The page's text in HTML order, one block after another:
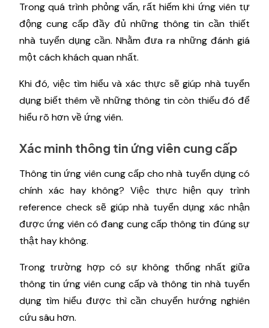
Trong quá trình phỏng vấn, rất hiếm khi ứng viên tự
động cung cấp đầy đủ những thông tin cần thiết
nhà tuyển dụng cần. Nhằm đưa ra những đánh giá
một cách khách quan nhất.
Khi đó, việc tìm hiểu và xác thực sẽ giúp nhà tuyển
dụng biết thêm về những thông tin còn thiếu đó để
hiểu rõ hơn về ứng viên.
Xác minh thông tin ứng viên cung cấp
Thông tin ứng viên cung cấp cho nhà tuyển dụng có
chính xác hay không? Việc thực hiện quy trình
reference check sẽ giúp nhà tuyển dụng xác nhận
được ứng viên có đang cung cấp thông tin đúng sự
thật hay không.
Trong trường hợp có sự không thống nhất giữa
thông tin ứng viên cung cấp và thông tin nhà tuyển
dụng tìm hiểu được thì cần chuyển hướng nghiên
cứu sâu hơn.